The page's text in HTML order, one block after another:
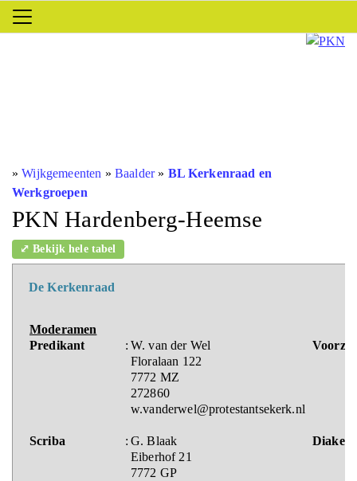
»Wijkgemeenten » Baalder» BL Kerkenraad en
Werkgroepen
PKN Hardenberg-Heemse
⤢ Bekijk hele tabel
De Kerkenraad
Moderamen
Predikant
: W. van der Wel
Floralaan 122
7772 MZ
272860
w.vanderwel@protestantsekerk.nl
Scriba : G. Blaak
Diaken
Eiberhof 21
7772 GP